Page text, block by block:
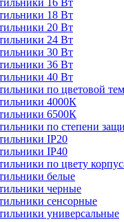
16 Вт
18 Вт
20 Вт
24 Вт
30 Вт
36 Вт
40 Вт
по цветовой
4000К
6500К
по степени
IP20
IP40
по цвету
белые
черные
сенсорные
универсальные